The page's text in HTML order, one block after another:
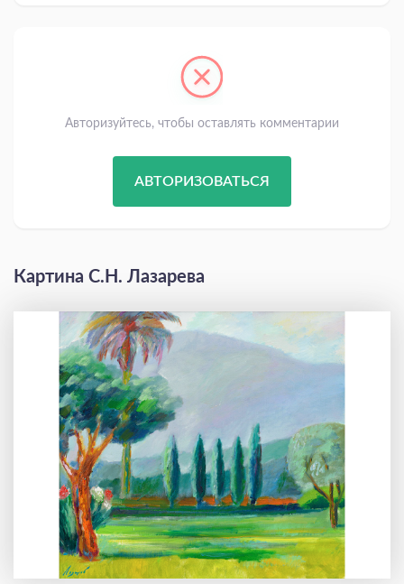
Авторизуйтесь, чтобы оставлять комментарии
АВТОРИЗОВАТЬСЯ
Картина С.Н. Лазарева